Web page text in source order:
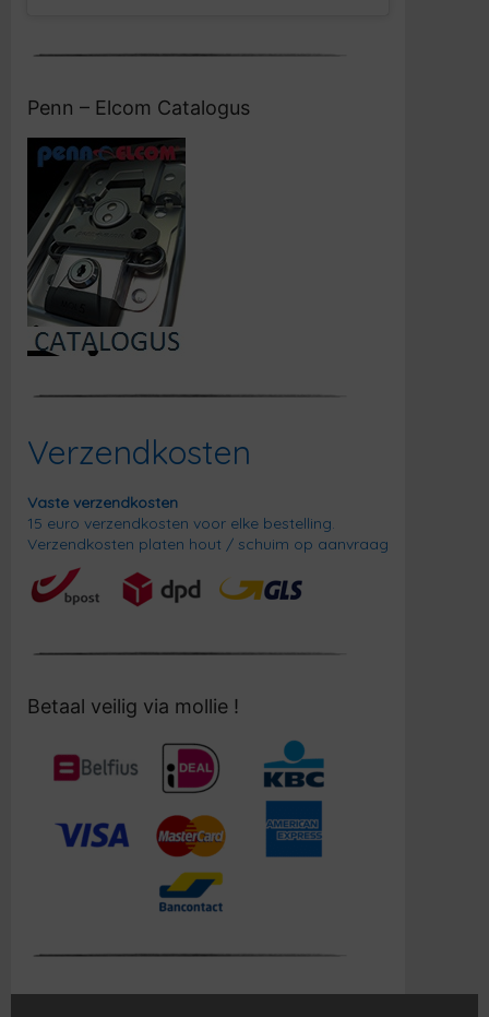
Penn – Elcom Catalogus
Verzendkosten
Vaste verzendkosten
15 euro verzendkosten voor elke bestelling.
Verzendkosten platen hout / schuim op aanvraag
Betaal veilig via mollie !